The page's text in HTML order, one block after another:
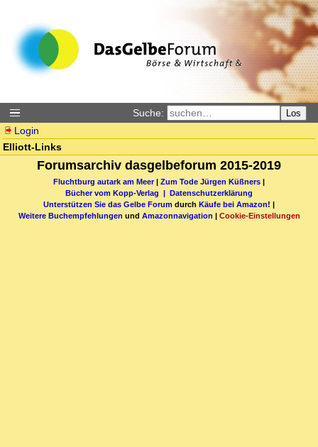
Suche: Los
Login
Elliott-Links
Forumsarchiv dasgelbeforum 2015-2019
Fluchtburg autark am Meer| Zum Tode Jürgen Küßners
Bücher vom Kopp-Verlag |
Datenschutzerklärung
Unterstützen Sie das Gelbe Forum durch Käufe bei Amazon! |
Weitere Buchempfehlungen und Amazonnavigation Cookie-Einstellungen